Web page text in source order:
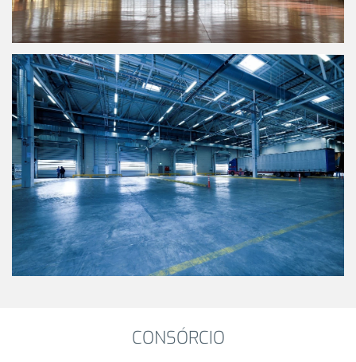
CONSÓRCIO